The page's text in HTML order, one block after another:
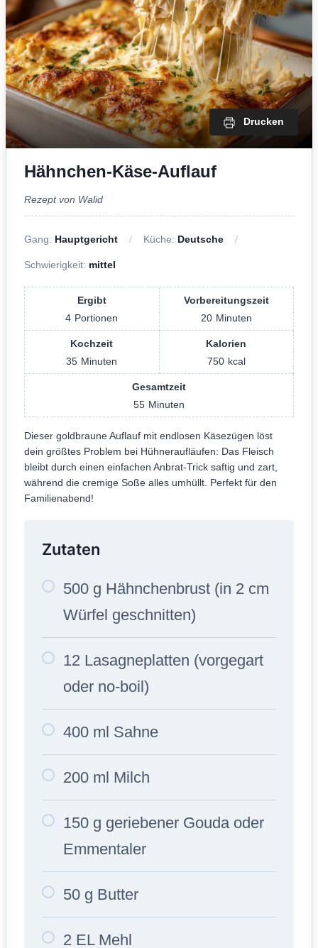
Drucken
Hähnchen-Käse-Auflauf
Rezept von Walid
Gang: Hauptgericht Küche: Deutsche
Schwierigkeit: mittel
Ergibt
4 Portionen
Vorbereitungszeit
20 Minuten
Kochzeit
35 Minuten
Kalorien
750 kcal
Gesamtzeit
55 Minuten
Dieser goldbraune Auflauf mit endlosen Käsezügen löst
dein größtes Problem bei Hühneraufläufen: Das Fleisch
bleibt durch einen einfachen Anbrat-Trick saftig und zart,
während die cremige Soße alles umhüllt. Perfekt für den
Familienabend!
Zutaten
500 g Hähnchenbrust (in 2 cm
Würfel geschnitten)
12 Lasagneplatten (vorgegart
oder no-boil)
400 ml Sahne
200 ml Milch
150 g geriebener Gouda oder
Emmentaler
50 g Butter
2 EL Mehl